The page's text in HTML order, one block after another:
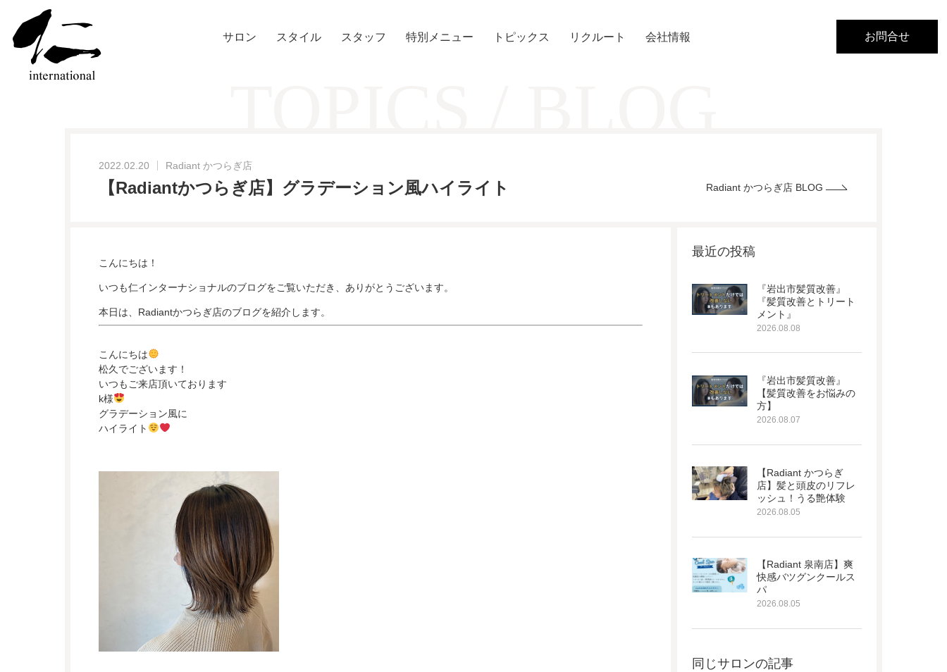
サロン スタイル スタッフ 特別メニュー トピックス リクルート 会社情報 お問合せ
2022.02.20 Radiant かつらぎ店
【Radiantかつらぎ店】グラデーション風ハイライト Radiant かつらぎ店 BLOG
こんにちは！
いつも仁インターナショナルのブログをご覧いただき、ありがとうございます。
本日は、Radiantかつらぎ店のブログを紹介します。
こんにちは
松久でございます！
いつもご来店頂いております
k様
グラデーション風に
ハイライト
最近の投稿
『岩出市髪質改善』
『髪質改善とトリート
メント』
2026.08.08
『岩出市髪質改善』
【髪質改善をお悩みの
方】
2026.08.07
【Radiant かつらぎ
店】髪と頭皮のリフレ
ッシュ！うる艶体験
2026.08.05
【Radiant 泉南店】爽
快感バツグンクールス
パ
2026.08.05
同じサロンの記事